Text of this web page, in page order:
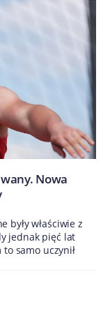
Nowa
były właściwie z
jednak pięć lat
samo uczynił